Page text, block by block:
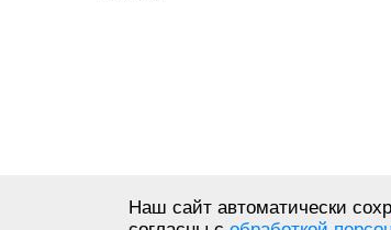
Наш сайт автоматически